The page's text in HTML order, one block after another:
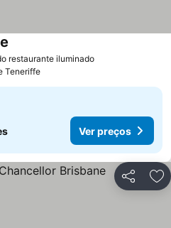
restaurante iluminado
Teneriffe
Ver preços
Partilhar